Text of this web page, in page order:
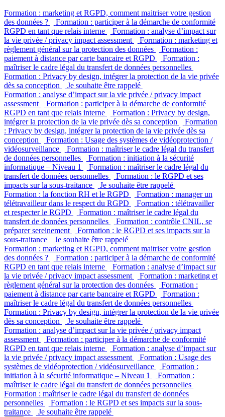
Formation : marketing et RGPD, comment maitriser votre gestion
des données ?
Formation : participer à la démarche de conformité
RGPD en tant que relais interne
Formation : analyse d’impact sur
la vie privée / privacy impact assessment
Formation : marketing et
règlement général sur la protection des données
Formation :
paiement à distance par carte bancaire et RGPD
Formation :
maîtriser le cadre légal du transfert de données personnelles
Formation : Privacy by design, intégrer la protection de la vie privée
dès sa conception
Je souhaite être rappelé
Formation : analyse d’impact sur la vie privée / privacy impact
assessment
Formation : participer à la démarche de conformité
RGPD en tant que relais interne
Formation : Privacy by design,
intégrer la protection de la vie privée dès sa conception
Formation
: Privacy by design, intégrer la protection de la vie privée dès sa
conception
Formation : Usage des systèmes de vidéoprotection /
vidéosurveillance
Formation : maîtriser le cadre légal du transfert
de données personnelles
Formation : initiation à la sécurité
informatique – Niveau 1
Formation : maîtriser le cadre légal du
transfert de données personnelles
Formation : le RGPD et ses
impacts sur la sous-traitance
Je souhaite être rappelé
Formation : la fonction RH et le RGPD
Formation : manager un
télétravailleur dans le respect du RGPD
Formation : télétravailler
et respecter le RGPD
Formation : maîtriser le cadre légal du
transfert de données personnelles
Formation : contrôle CNIL, se
préparer sereinement
Formation : le RGPD et ses impacts sur la
sous-traitance
Je souhaite être rappelé
Formation : marketing et RGPD, comment maitriser votre gestion
des données ?
Formation : participer à la démarche de conformité
RGPD en tant que relais interne
Formation : analyse d’impact sur
la vie privée / privacy impact assessment
Formation : marketing et
règlement général sur la protection des données
Formation :
paiement à distance par carte bancaire et RGPD
Formation :
maîtriser le cadre légal du transfert de données personnelles
Formation : Privacy by design, intégrer la protection de la vie privée
dès sa conception
Je souhaite être rappelé
Formation : analyse d’impact sur la vie privée / privacy impact
assessment
Formation : participer à la démarche de conformité
RGPD en tant que relais interne
Formation : analyse d’impact sur
la vie privée / privacy impact assessment
Formation : Usage des
systèmes de vidéoprotection / vidéosurveillance
Formation :
initiation à la sécurité informatique – Niveau 1
Formation :
maîtriser le cadre légal du transfert de données personnelles
Formation : maîtriser le cadre légal du transfert de données
personnelles
Formation : le RGPD et ses impacts sur la sous-
traitance
Je souhaite être rappelé